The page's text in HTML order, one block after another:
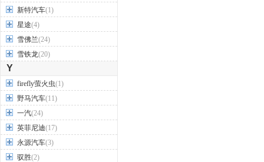
新特汽车(1)
星途(4)
雪佛兰(24)
雪铁龙(20)
Y
firefly萤火虫(1)
野马汽车(11)
一汽(24)
英菲尼迪(17)
永源汽车(3)
驭胜(2)